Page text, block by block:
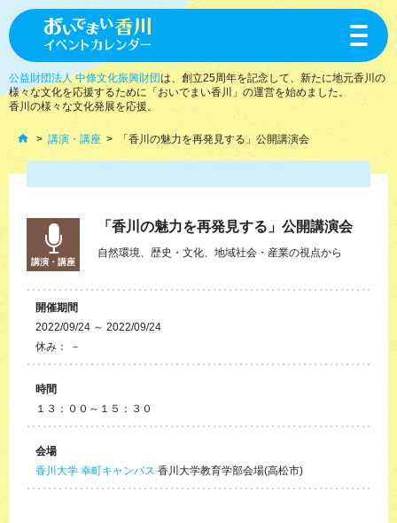
toggle
公益財団法人 中條文化振興財団は、創立25周年を記念して、新たに地元香川の
様々な文化を応援するために「おいでまい香川」の運営を始めました。
香川の様々な文化発展を応援。
講演・講座 「香川の魅力を再発見する」公開講演会
講演・講座
「香川の魅力を再発見する」公開講演会
自然環境、歴史・文化、地域社会・産業の視点から
開催期間
2022/09/24 ～ 2022/09/24
休み： －
時間
１３：００～１５：３０
会場
香川大学 幸町キャンパス 香川大学教育学部会場(高松市)